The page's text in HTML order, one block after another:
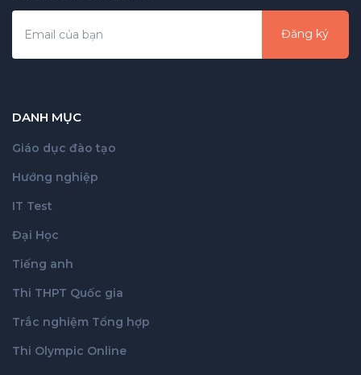
Đăng ký
DANH MỤC
Giáo dục đào tạo
Hướng nghiệp
IT Test
Đại Học
Tiếng anh
Thi THPT Quốc gia
Trắc nghiệm Tổng hợp
Thi Olympic Online